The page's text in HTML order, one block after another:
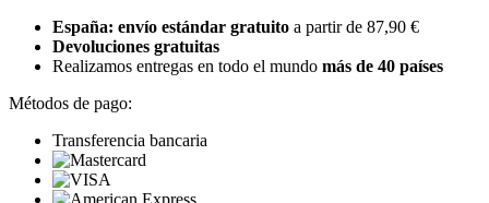
España: envío estándar gratuito a partir de 87,90 €
Devoluciones gratuitas
Realizamos entregas en todo el mundo más de 40 países
Métodos de pago:
Transferencia bancaria